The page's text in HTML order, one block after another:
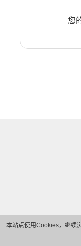
本站点使用Cookies，继续
您